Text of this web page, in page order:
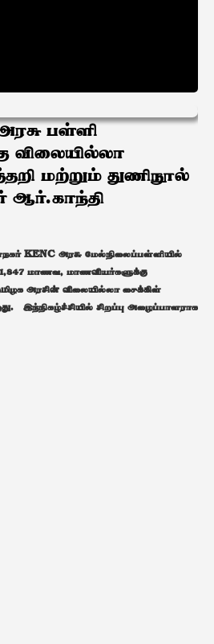
பள்ளி
விலையில்லா
மற்றும் துணிநூல்
ஆர்.காந்தி
KENC அரசு மேல்நிலைப்பள்ளியில்
மாணவ, மாணவியர்களுக்கு
அரசின் விலையில்லா சைக்கிள்
இந்நிகழ்ச்சியில் சிறப்பு அழைப்பாளராக